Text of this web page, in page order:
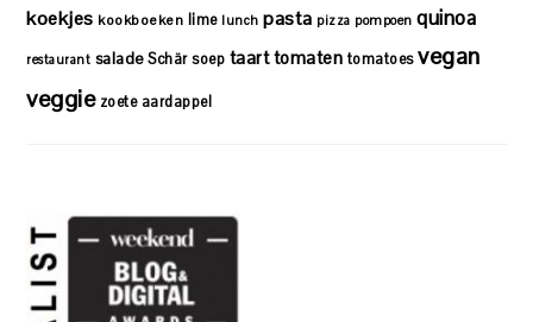
koekjes kookboeken lime lunch pasta pizza pompoen quinoa
restaurant salade Schär soep taarttomaten tomatoes vegan
veggie zoete aardappel